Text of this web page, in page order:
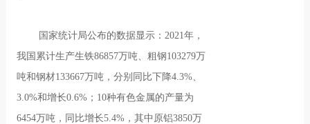
国家统计局公布的数据显示：2021年，
我国累计生产生铁86857万吨、粗钢103279万
吨和钢材133667万吨，分别同比下降4.3%、
3.0%和增长0.6%；10种有色金属的产量为
6454万吨，同比增长5.4%，其中原铝3850万